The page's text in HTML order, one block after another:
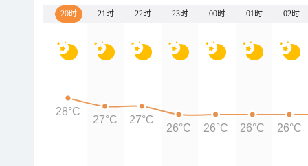
20时 21时 22时 23时 00时 01时 02时
28°C
27°C 27°C
26°C 26°C 26°C 26°C